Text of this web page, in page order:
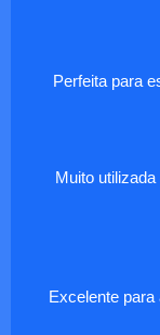
Perfeita para
Muito
Excelente